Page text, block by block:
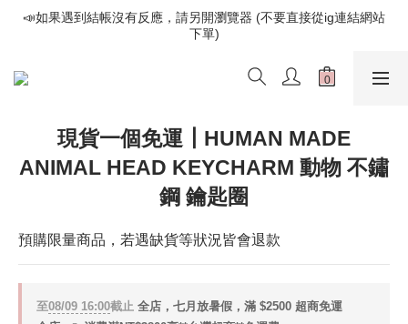
📣如果遇到結帳沒有反應，請另開瀏覽器 (不要直接從ig連結網站
下單)
📣如果遇到結帳沒有反應，請另開瀏覽器 (不要直接從ig連結網站
下單)
歡迎光臨૮⍝• ᴥ •⍝ა 新品請追蹤官方INSTAGRAM
下單)
現貨一個免運┃HUMAN MADE
ANIMAL HEAD KEYCHARM 動物 不鏽
鋼 鑰匙圈
預購限量商品，若遇缺貨等狀況皆會退款
至08/09 16:00截止 全店，七月放暑假，滿 $2500 超商免運